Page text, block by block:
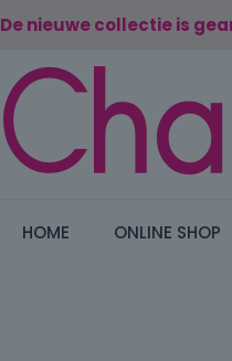
De nieuwe collectie is
HOME ONLINE SHOP